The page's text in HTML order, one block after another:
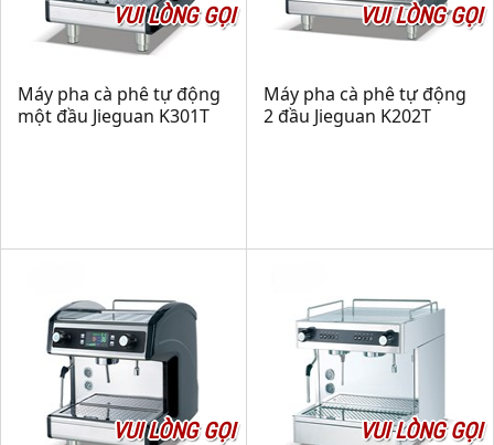
VUI LÒNG GỌI
Máy pha cà phê tự động
một đầu Jieguan K301T
VUI LÒNG GỌI
Máy pha cà phê tự động
2 đầu Jieguan K202T
VUI LÒNG GỌI VUI LÒNG GỌI